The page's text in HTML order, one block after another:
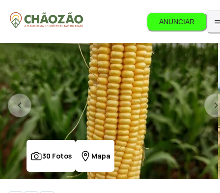
ANUNCIAR
30 Fotos Mapa